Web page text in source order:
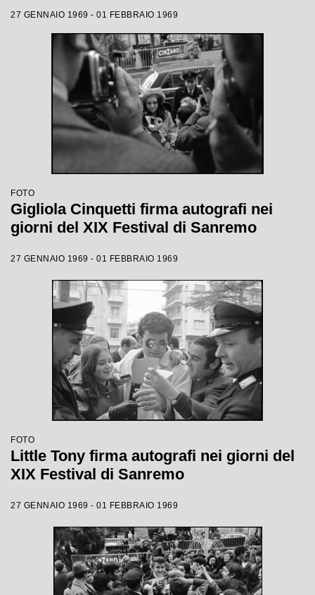
27 GENNAIO 1969 - 01 FEBBRAIO 1969
FOTO
Gigliola Cinquetti firma autografi nei
giorni del XIX Festival di Sanremo
27 GENNAIO 1969 - 01 FEBBRAIO 1969
FOTO
Little Tony firma autografi nei giorni del
XIX Festival di Sanremo
27 GENNAIO 1969 - 01 FEBBRAIO 1969